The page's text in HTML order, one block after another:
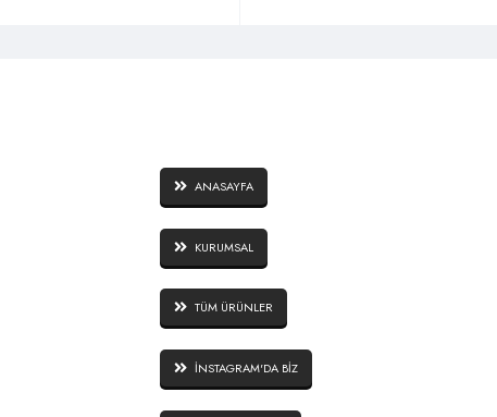
ANASAYFA
KURUMSAL
TÜM ÜRÜNLER
İNSTAGRAM'DA BİZ